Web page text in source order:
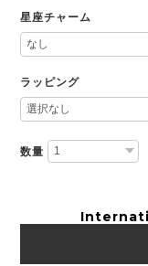
星座チャーム
ラッピング
数量